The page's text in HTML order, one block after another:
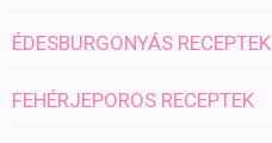
ÉDESBURGONYÁS RECEPTEK
FEHÉRJEPOROS RECEPTEK